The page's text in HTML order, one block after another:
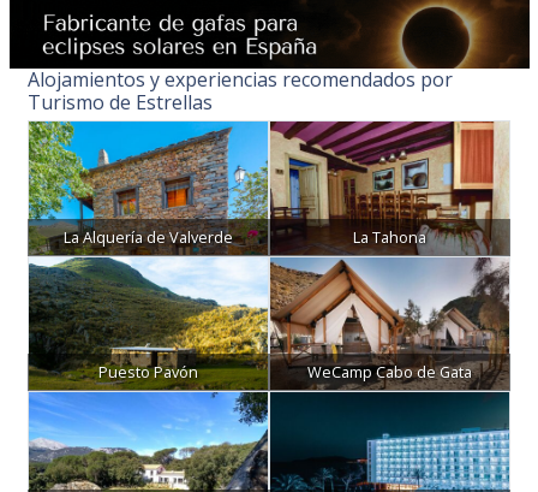
Alojamientos y experiencias recomendados por
Turismo de Estrellas
La Alquería de Valverde La Tahona
Puesto Pavón WeCamp Cabo de Gata